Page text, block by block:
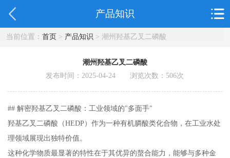
产品知识
当前位置： 首页> 产品知识 > 潮州羟基乙叉二磷酸
潮州羟基乙叉二磷酸
发布时间：2025-04-24 浏览次数： 506次
## 解密羟基乙叉二磷酸：工业领域的"多面手"
羟基乙叉二磷酸（HEDP）作为一种有机膦酸类化合物，在工业水处
理领域展现出独特价值。
这种化学物质最显著的特性在于其优异的螯合能力，能够与多种金